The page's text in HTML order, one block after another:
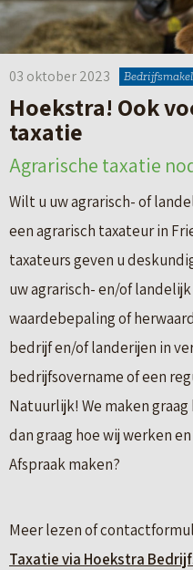
03 oktober 2023
Hoekstra! Ook
taxatie
Agrarische taxatie
Wilt u uw agrarisch- of
een agrarisch taxateur in
taxateurs geven u
uw agrarisch- en/of
waardebepaling of
bedrijf en/of landerijen in
bedrijfsovername of een
Natuurlijk! We maken
dan graag hoe wij werken
Afspraak maken?
Meer lezen of
Taxatie via Hoekstra